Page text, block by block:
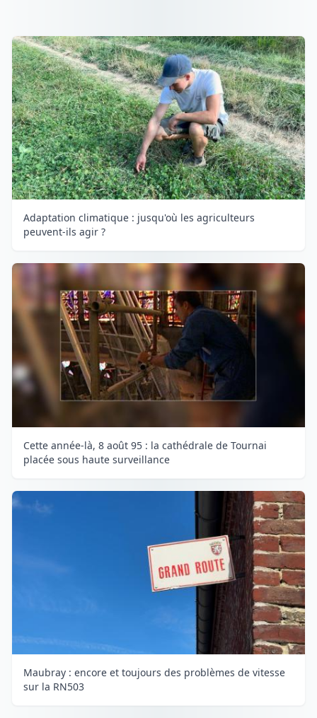
Adaptation climatique : jusqu'où les agriculteurs
peuvent-ils agir ?
Cette année-là, 8 août 95 : la cathédrale de Tournai
placée sous haute surveillance
Maubray : encore et toujours des problèmes de vitesse
sur la RN503